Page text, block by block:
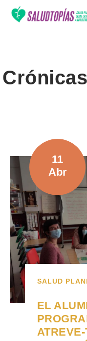
11
Abr
SALUD
EL